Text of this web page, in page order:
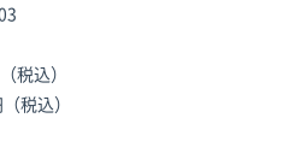
税込）
税込）